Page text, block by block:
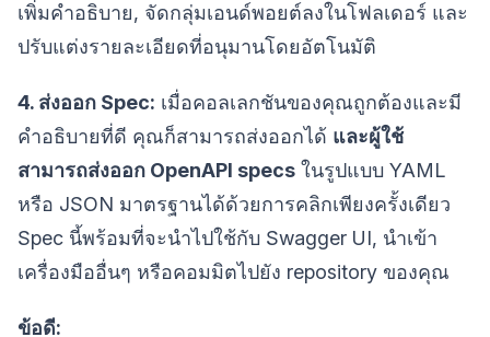
เพิ่มคำอธิบาย, จัดกลุ่มเอนด์พอยต์ลงในโฟลเดอร์ และ
ปรับแต่งรายละเอียดที่อนุมานโดยอัตโนมัติ
4. ส่งออก Spec: เมื่อคอลเลกชันของคุณถูกต้องและมี
คำอธิบายที่ดี คุณก็สามารถส่งออกได้ และผู้ใช้
สามารถส่งออก OpenAPI specs ในรูปแบบ YAML
หรือ JSON มาตรฐานได้ด้วยการคลิกเพียงครั้งเดียว
Spec นี้พร้อมที่จะนำไปใช้กับ Swagger UI, นำเข้า
เครื่องมืออื่นๆ หรือคอมมิตไปยัง repository ของคุณ
ข้อดี: